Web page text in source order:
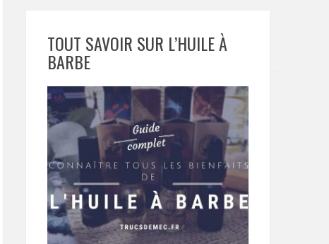
TOUT SAVOIR SUR L’HUILE À
BARBE